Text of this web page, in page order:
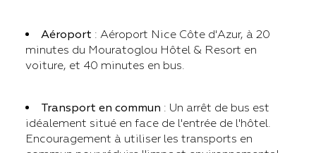
Aéroport : Aéroport Nice Côte d'Azur, à 20
minutes du Mouratoglou Hôtel & Resort en
voiture, et 40 minutes en bus.
Transport en commun : Un arrêt de bus est
idéalement situé en face de l'entrée de l'hôtel.
Encouragement à utiliser les transports en